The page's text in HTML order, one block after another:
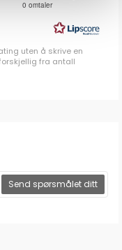
5
mulige
0 omtaler
uten å skrive en
fra antall
Send spørsmålet ditt